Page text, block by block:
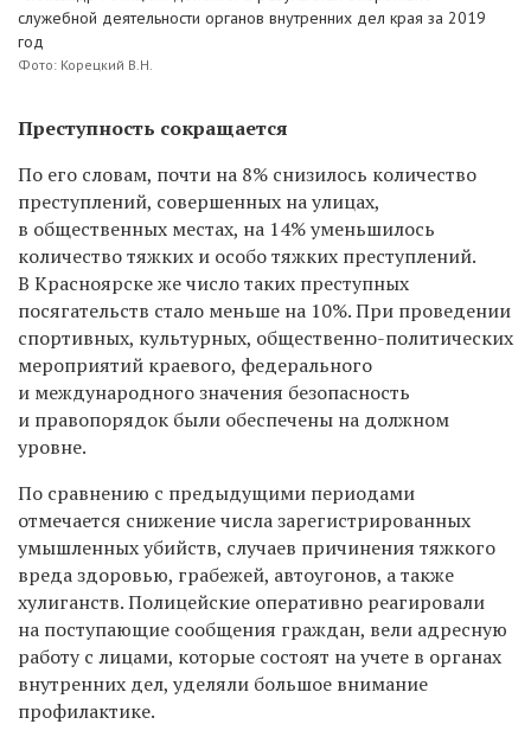
служебной деятельности органов внутренних дел края за 2019
год
Фото: Корецкий В.Н.
Преступность сокращается
По его словам, почти на 8% снизилось количество
преступлений, совершенных на улицах,
в общественных местах, на 14% уменьшилось
количество тяжких и особо тяжких преступлений.
В Красноярске же число таких преступных
посягательств стало меньше на 10%. При проведении
спортивных, культурных, общественно-политических
мероприятий краевого, федерального
и международного значения безопасность
и правопорядок были обеспечены на должном
уровне.
По сравнению с предыдущими периодами
отмечается снижение числа зарегистрированных
умышленных убийств, случаев причинения тяжкого
вреда здоровью, грабежей, автоугонов, а также
хулиганств. Полицейские оперативно реагировали
на поступающие сообщения граждан, вели адресную
работу с лицами, которые состоят на учете в органах
внутренних дел, уделяли большое внимание
профилактике.